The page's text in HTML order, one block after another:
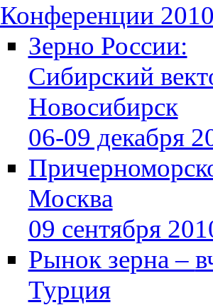
Конференции
Зерно России:
Сибирский
Новосибирск
06-09 декабря
Москва
09 сентября
Рынок зерна –
Турция